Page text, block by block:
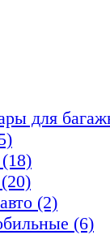
для
(2)
(6)